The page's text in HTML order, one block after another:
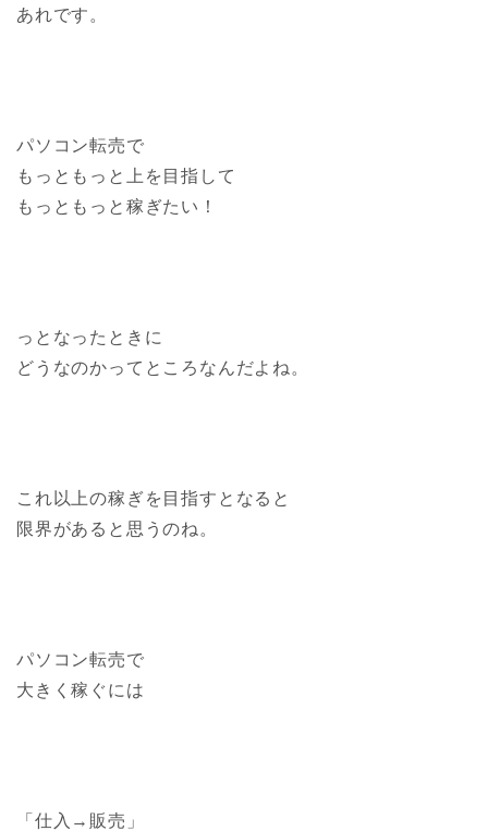
あれです。
パソコン転売で
もっともっと上を目指して
もっともっと稼ぎたい！
っとなったときに
どうなのかってところなんだよね。
これ以上の稼ぎを目指すとなると
限界があると思うのね。
パソコン転売で
大きく稼ぐには
「仕入→販売」